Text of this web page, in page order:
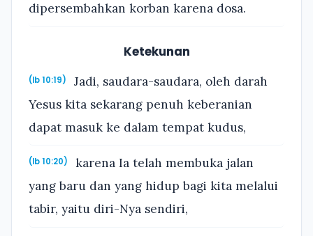
dipersembahkan korban karena dosa.
Ketekunan
(Ib 10:19)
Jadi, saudara-saudara, oleh darah
Yesus kita sekarang penuh keberanian
dapat masuk ke dalam tempat kudus,
(Ib 10:20)
karena Ia telah membuka jalan
yang baru dan yang hidup bagi kita melalui
tabir, yaitu diri-Nya sendiri,